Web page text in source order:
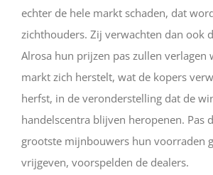
echter de hele markt schaden, dat
zichthouders. Zij verwachten dan ook
Alrosa hun prijzen pas zullen verlagen
markt zich herstelt, wat de kopers
herfst, in de veronderstelling dat de
handelscentra blijven heropenen. Pas
grootste mijnbouwers hun voorraden
vrijgeven, voorspelden de dealers.